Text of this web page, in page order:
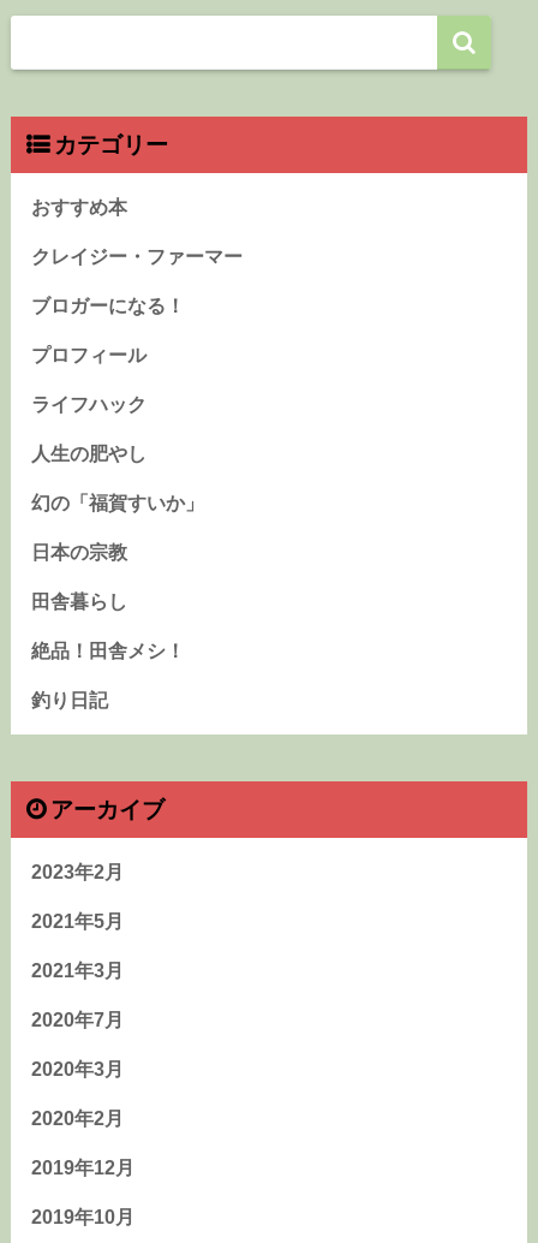
カテゴリー
おすすめ本
クレイジー・ファーマー
ブロガーになる！
プロフィール
ライフハック
人生の肥やし
幻の「福賀すいか」
日本の宗教
田舎暮らし
絶品！田舎メシ！
釣り日記
アーカイブ
2023年2月
2021年5月
2021年3月
2020年7月
2020年3月
2020年2月
2019年12月
2019年10月